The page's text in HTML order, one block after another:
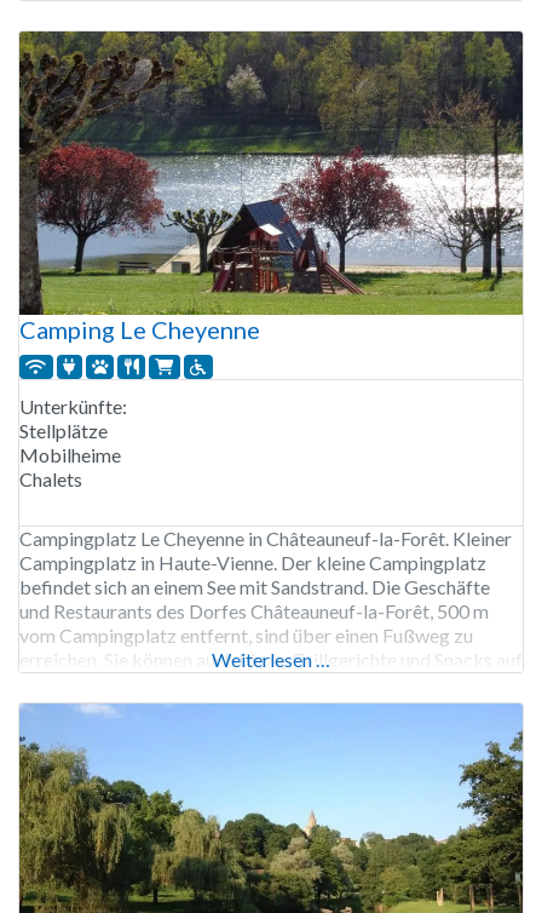
Campingplatz aus können Sie verschiedene Wanderrouten
Camping Le Cheyenne
Unterkünfte:
Stellplätze
Mobilheime
Chalets
Campingplatz Le Cheyenne in Châteauneuf-la-Forêt. Kleiner
Campingplatz in Haute-Vienne. Der kleine Campingplatz
befindet sich an einem See mit Sandstrand. Die Geschäfte
und Restaurants des Dorfes Châteauneuf-la-Forêt, 500 m
vom Campingplatz entfernt, sind über einen Fußweg zu
erreichen. Sie können auch Pizza, Grillgerichte und Snacks auf
Campingplatz Le Cheyenne ist von Anfang April bis
Weiterlesen …